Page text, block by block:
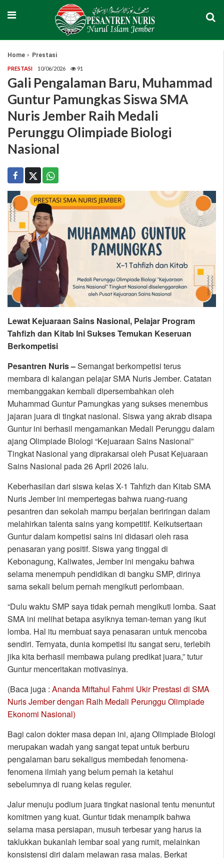
Home Prestasi
PRESTASI 10/06/2026 91
Gali Pengalaman Baru, Muhammad
Guntur Pamungkas Siswa SMA
Nuris Jember Raih Medali
Perunggu Olimpiade Biologi
Nasional
Lewat Kejuaraan Sains Nasional, Pelajar Program
Tahfizh dan Kitab Ini Sukses Temukan Keseruan
Berkompetisi
Pesantren Nuris –Semangat berkompetisi terus
membara di kalangan pelajar SMA Nuris Jember. Catatan
membanggakan kembali dipersembahkan oleh
Muhammad Guntur Pamungkas yang sukses menembus
jajaran juara di tingkat nasional. Siswa yang akrab disapa
Guntur ini berhasil mengamankan Medali Perunggu dalam
ajang Olimpiade Biologi “Kejuaraan Sains Nasional”
Tingkat Nasional yang diprakarsai oleh Pusat Kejuaraan
Sains Nasional pada 26 April 2026 lalu.
Keberhasilan dari siswa kelas X-1 Tahfizh dan Kitab SMA
Nuris Jember ini mempertegas bahwa ruang-ruang
pesantren dan sekolah mampu berjalan beriringan dalam
melahirkan talenta sains yang kompetitif. Keikutsertaan
Guntur dalam kompetisi sains ini didasari oleh rasa
penasaran yang positif. Siswa yang tinggal di
Kebonagung, Kaliwates, Jember ini mengaku bahwa
selama menempuh pendidikan di bangku SMP, dirinya
sama sekali belum pernah mengikuti perlombaan.
“Dulu waktu SMP saya tidak pernah mengikuti lomba. Saat
SMA ini melihat betapa asyiknya teman-teman yang ikut
lomba. Hal itu membuat saya penasaran untuk mencoba
sendiri. Ternyata, dunia kompetisi itu sangat seru, terlebih
jika kita berhasil membawa pulang predikat juara,” tutur
Guntur menceritakan motivasinya.
(Baca juga : Ananda Miftahul Fahmi Ukir Prestasi di SMA
Nuris Jember dengan Raih Medali Perunggu Olimpiade
Ekonomi Nasional)
Bagi calon dokter masa depan ini, ajang Olimpiade Biologi
merupakan wadah yang sangat tepat untuk berburu
pengalaman baru sekaligus membedah fenomena-
fenomena ilmiah yang belum pernah ia ketahui
sebelumnya di ruang kelas reguler.
Jalur menuju podium juara tingkat nasional tentu menuntut
komitmen yang kuat. Guntur tidak menampik bahwa
selama masa persiapan, musuh terbesar yang harus ia
taklukkan bukanlah lembar soal yang rumit, melainkan
konsistensi diri dalam melawan rasa malas. Berkat